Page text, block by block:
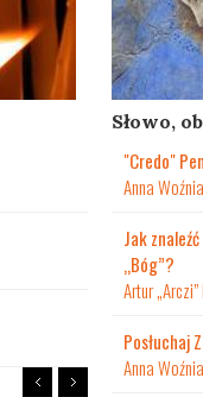
Słowo,
"Credo"
Anna
Jak
„Bóg”?
Artur „Arczi”
Posłuchaj
Anna